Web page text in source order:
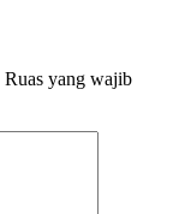
Ruas yang wajib